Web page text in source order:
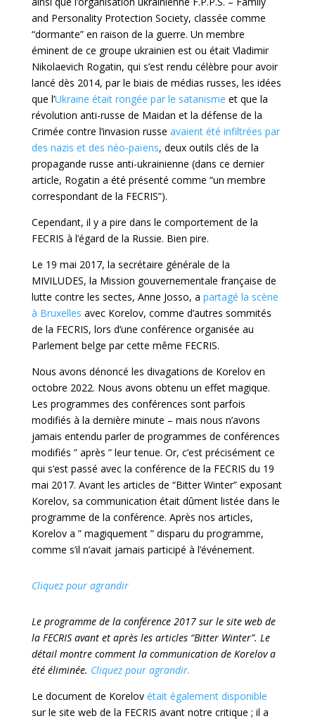
and Personality Protection Society, classée comme
“dormante” en raison de la guerre. Un membre
éminent de ce groupe ukrainien est ou était Vladimir
Nikolaevich Rogatin, qui s’est rendu célèbre pour avoir
lancé dès 2014, par le biais de médias russes, les idées
que l’Ukraine était rongée par le satanisme et que la
révolution anti-russe de Maidan et la défense de la
Crimée contre l’invasion russe avaient été infiltrées par
des nazis et des néo-païens, deux outils clés de la
propagande russe anti-ukrainienne (dans ce dernier
article, Rogatin a été présenté comme “un membre
correspondant de la FECRIS”).
Cependant, il y a pire dans le comportement de la
FECRIS à l’égard de la Russie. Bien pire.
Le 19 mai 2017, la secrétaire générale de la
MIVILUDES, la Mission gouvernementale française de
lutte contre les sectes, Anne Josso, a partagé la scène
à Bruxelles avec Korelov, comme d’autres sommités
de la FECRIS, lors d’une conférence organisée au
Parlement belge par cette même FECRIS.
Nous avons dénoncé les divagations de Korelov en
octobre 2022. Nous avons obtenu un effet magique.
Les programmes des conférences sont parfois
modifiés à la dernière minute – mais nous n’avons
jamais entendu parler de programmes de conférences
modifiés ” après ” leur tenue. Or, c’est précisément ce
qui s’est passé avec la conférence de la FECRIS du 19
mai 2017. Avant les articles de “Bitter Winter” exposant
Korelov, sa communication était dûment listée dans le
programme de la conférence. Après nos articles,
Korelov a ” magiquement ” disparu du programme,
comme s’il n’avait jamais participé à l’événement.
Cliquez pour agrandir
Le programme de la conférence 2017 sur le site web de
la FECRIS avant et après les articles “Bitter Winter”. Le
détail montre comment la communication de Korelov a
été éliminée. Cliquez pour agrandir.
Le document de Korelov était également disponible
sur le site web de la FECRIS avant notre critique ; il a